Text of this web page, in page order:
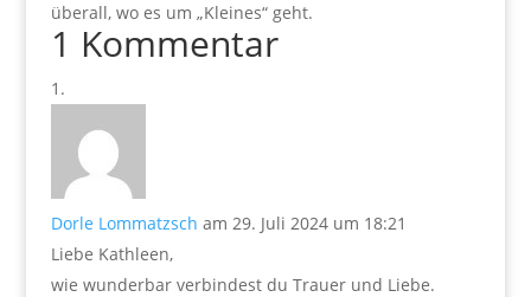
überall, wo es um „Kleines“ geht.
1 Kommentar
Dorle Lommatzsch am 29. Juli 2024 um 18:21
Liebe Kathleen,
wie wunderbar verbindest du Trauer und Liebe.